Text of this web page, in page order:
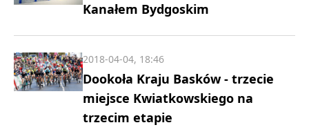
Kanałem Bydgoskim
Dookoła Kraju Basków - trzecie
miejsce Kwiatkowskiego na
trzecim etapie
2018-04-04, 18:46